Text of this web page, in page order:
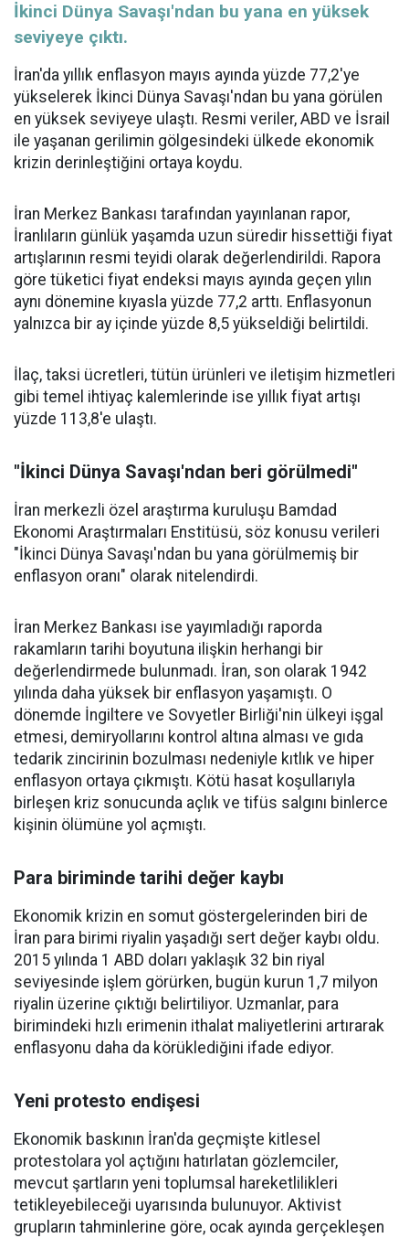
İkinci Dünya Savaşı'ndan bu yana en yüksek
seviyeye çıktı.
İran'da yıllık enflasyon mayıs ayında yüzde 77,2'ye
yükselerek İkinci Dünya Savaşı'ndan bu yana görülen
en yüksek seviyeye ulaştı. Resmi veriler, ABD ve İsrail
ile yaşanan gerilimin gölgesindeki ülkede ekonomik
krizin derinleştiğini ortaya koydu.
İran Merkez Bankası tarafından yayınlanan rapor,
İranlıların günlük yaşamda uzun süredir hissettiği fiyat
artışlarının resmi teyidi olarak değerlendirildi. Rapora
göre tüketici fiyat endeksi mayıs ayında geçen yılın
aynı dönemine kıyasla yüzde 77,2 arttı. Enflasyonun
yalnızca bir ay içinde yüzde 8,5 yükseldiği belirtildi.
İlaç, taksi ücretleri, tütün ürünleri ve iletişim hizmetleri
gibi temel ihtiyaç kalemlerinde ise yıllık fiyat artışı
yüzde 113,8'e ulaştı.
"İkinci Dünya Savaşı'ndan beri görülmedi"
İran merkezli özel araştırma kuruluşu Bamdad
Ekonomi Araştırmaları Enstitüsü, söz konusu verileri
"İkinci Dünya Savaşı'ndan bu yana görülmemiş bir
enflasyon oranı" olarak nitelendirdi.
İran Merkez Bankası ise yayımladığı raporda
rakamların tarihi boyutuna ilişkin herhangi bir
değerlendirmede bulunmadı. İran, son olarak 1942
yılında daha yüksek bir enflasyon yaşamıştı. O
dönemde İngiltere ve Sovyetler Birliği'nin ülkeyi işgal
etmesi, demiryollarını kontrol altına alması ve gıda
tedarik zincirinin bozulması nedeniyle kıtlık ve hiper
enflasyon ortaya çıkmıştı. Kötü hasat koşullarıyla
birleşen kriz sonucunda açlık ve tifüs salgını binlerce
kişinin ölümüne yol açmıştı.
Para biriminde tarihi değer kaybı
Ekonomik krizin en somut göstergelerinden biri de
İran para birimi riyalin yaşadığı sert değer kaybı oldu.
2015 yılında 1 ABD doları yaklaşık 32 bin riyal
seviyesinde işlem görürken, bugün kurun 1,7 milyon
riyalin üzerine çıktığı belirtiliyor. Uzmanlar, para
birimindeki hızlı erimenin ithalat maliyetlerini artırarak
enflasyonu daha da körüklediğini ifade ediyor.
Yeni protesto endişesi
Ekonomik baskının İran'da geçmişte kitlesel
protestolara yol açtığını hatırlatan gözlemciler,
mevcut şartların yeni toplumsal hareketlilikleri
tetikleyebileceği uyarısında bulunuyor. Aktivist
grupların tahminlerine göre, ocak ayında gerçekleşen